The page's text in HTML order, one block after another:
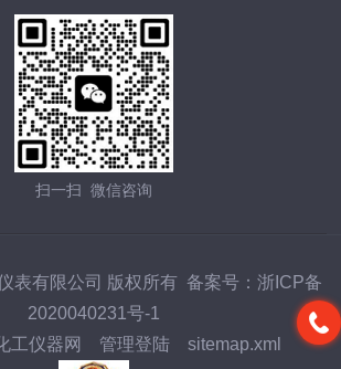
扫一扫 微信咨询
表有限公司 版权所有 备案号：浙ICP备
2020040231号-1
工仪器网 管理登陆 sitemap.xml